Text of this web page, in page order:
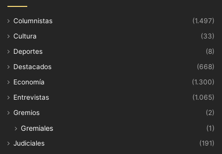
Columnistas
(1.497)
Cultura
(33)
Deportes
(8)
Destacados
(668)
Economía
(1.300)
Entrevistas
(1.065)
Gremios
(2)
Gremiales (1)
Judiciales
(191)